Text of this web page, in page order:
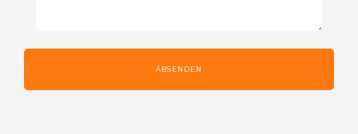
ABSENDEN